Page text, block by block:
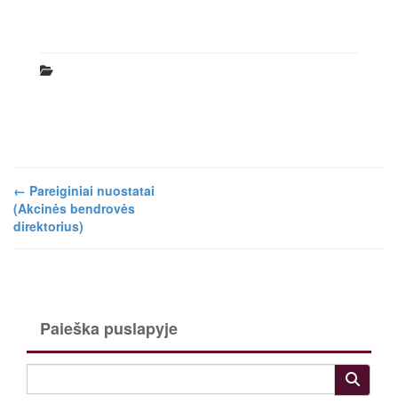
← Pareiginiai nuostatai
(Akcinės bendrovės
direktorius)
Paieška puslapyje